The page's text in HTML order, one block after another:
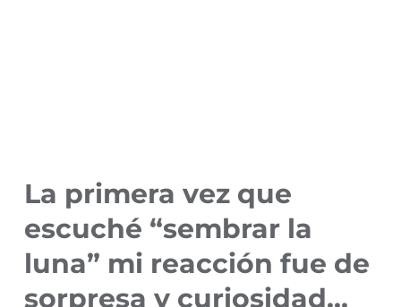
La primera vez que
escuché “sembrar la
luna” mi reacción fue de
sorpresa y curiosidad…